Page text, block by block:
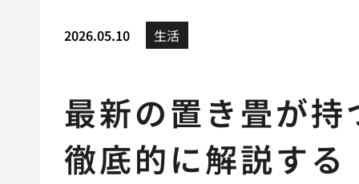
2026.05.10 生活
最新の置き畳が
徹底的に解説する